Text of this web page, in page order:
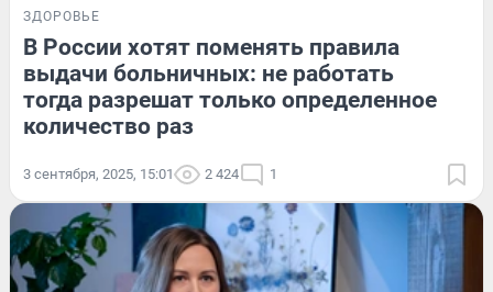
ЗДОРОВЬЕ
В России хотят поменять правила
выдачи больничных: не работать
тогда разрешат только определенное
количество раз
3 сентября, 2025, 15:01 2 424 1